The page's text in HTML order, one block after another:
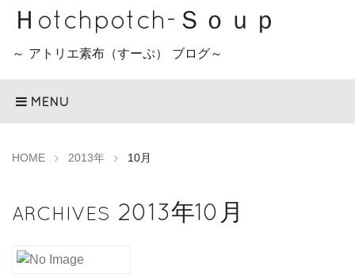
Ｈotchpotch-Ｓｏｕｐ
～ アトリエ素布（すーぷ） ブログ～
MENU
HOME 2013年 10月
ARCHIVES 2013年10月